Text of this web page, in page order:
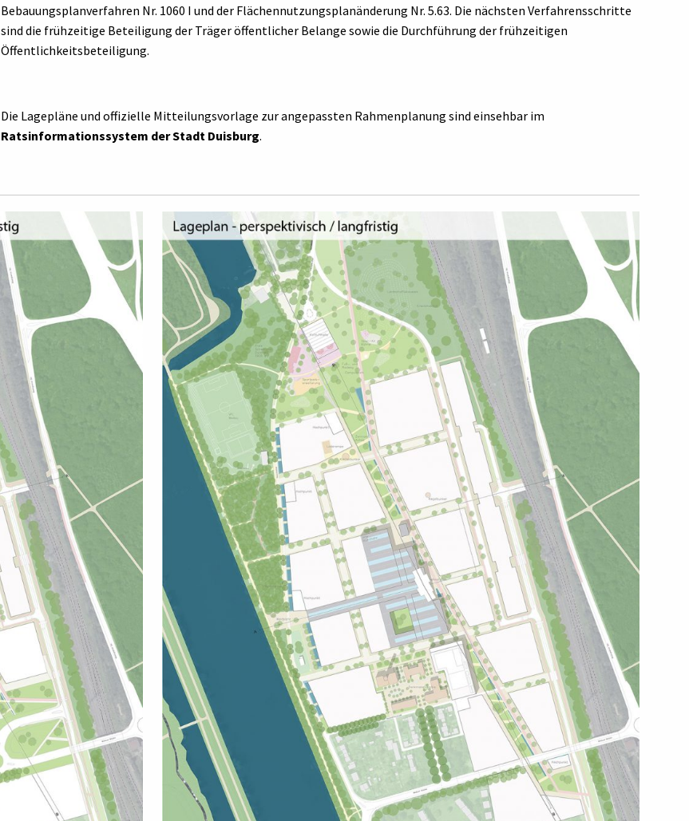
Bebauungsplanverfahren Nr. 1060 I und der Flächennutzungsplanänderung Nr. 5.63. Die nächsten Verfahrensschritte
sind die frühzeitige Beteiligung der Träger öffentlicher Belange sowie die Durchführung der frühzeitigen
Öffentlichkeitsbeteiligung.
Die Lagepläne und offizielle Mitteilungsvorlage zur angepassten Rahmenplanung sind einsehbar im
Ratsinformationssystem der Stadt Duisburg.